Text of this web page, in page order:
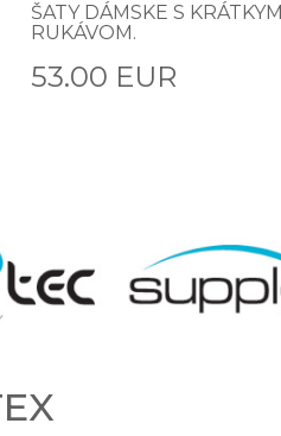
ŠATY DÁMSKE S KRÁTKYM
RUKÁVOM.
53.00 EUR